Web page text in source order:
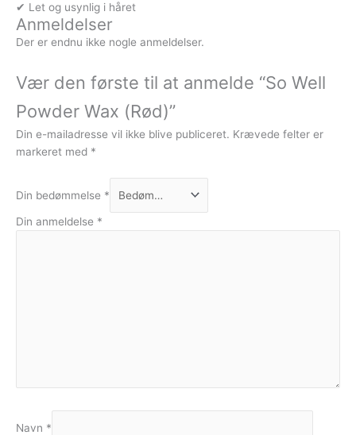
✔ Let og usynlig i håret
Anmeldelser
Der er endnu ikke nogle anmeldelser.
Vær den første til at anmelde “So Well
Powder Wax (Rød)”
Din e-mailadresse vil ikke blive publiceret. Krævede felter er
markeret med *
Din bedømmelse *
Din anmeldelse *
Navn *